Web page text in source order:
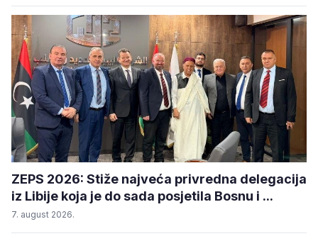
ZEPS 2026: Stiže najveća privredna delegacija
iz Libije koja je do sada posjetila Bosnu i ...
7. august 2026.